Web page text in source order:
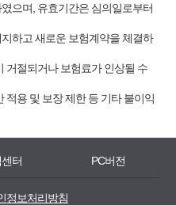
으며, 유효기간은 심의일로부터
하고 새로운 보험계약을 체결하
절되거나 보험료가 인상될 수
용 및 보장 제한 등 기타 불이익
터 PC버전
정보처리방침